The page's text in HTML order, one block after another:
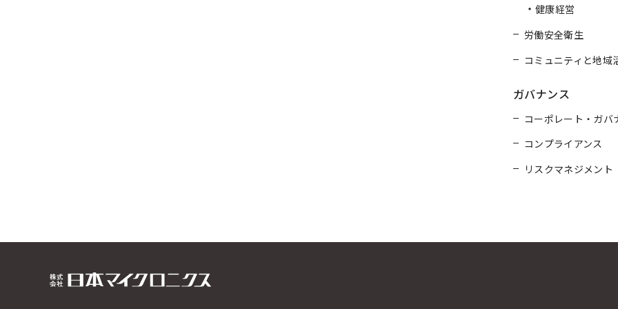
健康経営
労働安全衛生
コミュニティと地域
ガバナンス
コーポレート・ガバ
コンプライアンス
リスクマネジメント